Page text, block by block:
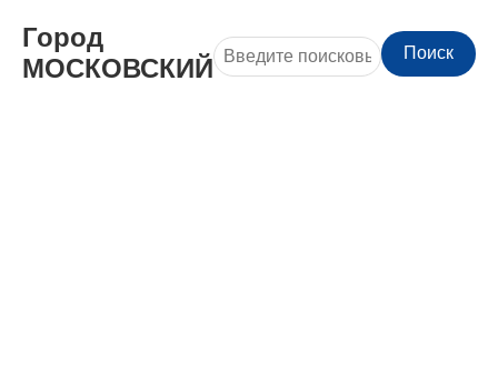
Город
МОСКОВСКИЙ
Поиск